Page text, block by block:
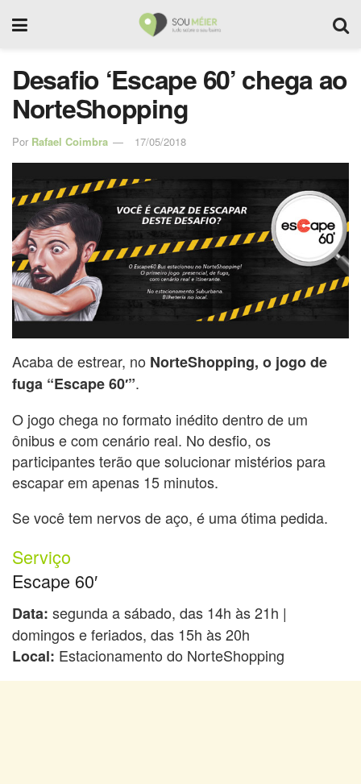
Desafio ‘Escape 60’ chega ao
NorteShopping
Por Rafael Coimbra 17/05/2018
Acaba de estrear, no NorteShopping, o jogo de
fuga “Escape 60′”.
O jogo chega no formato inédito dentro de um
ônibus e com cenário real. No desfio, os
participantes terão que solucionar mistérios para
escapar em apenas 15 minutos.
Se você tem nervos de aço, é uma ótima pedida.
Serviço
Escape 60′
Data: segunda a sábado, das 14h às 21h |
domingos e feriados, das 15h às 20h
Local: Estacionamento do NorteShopping